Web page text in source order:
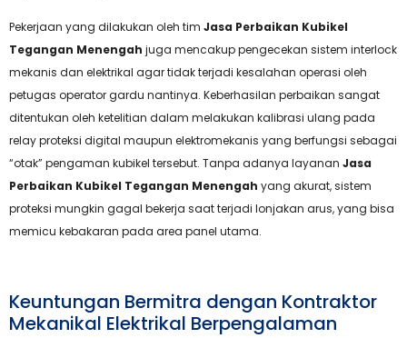
Pekerjaan yang dilakukan oleh tim Jasa Perbaikan Kubikel
Tegangan Menengah juga mencakup pengecekan sistem interlock
mekanis dan elektrikal agar tidak terjadi kesalahan operasi oleh
petugas operator gardu nantinya. Keberhasilan perbaikan sangat
ditentukan oleh ketelitian dalam melakukan kalibrasi ulang pada
relay proteksi digital maupun elektromekanis yang berfungsi sebagai
“otak” pengaman kubikel tersebut. Tanpa adanya layanan Jasa
Perbaikan Kubikel Tegangan Menengah yang akurat, sistem
proteksi mungkin gagal bekerja saat terjadi lonjakan arus, yang bisa
memicu kebakaran pada area panel utama.
Keuntungan Bermitra dengan Kontraktor
Mekanikal Elektrikal Berpengalaman